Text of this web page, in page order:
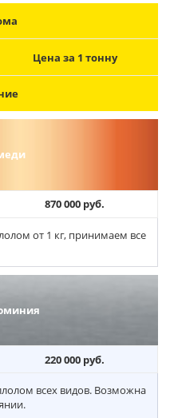
Цена за 1 тонну
870 000 руб.
от 1 кг, принимаем все
220 000 руб.
всех видов. Возможна